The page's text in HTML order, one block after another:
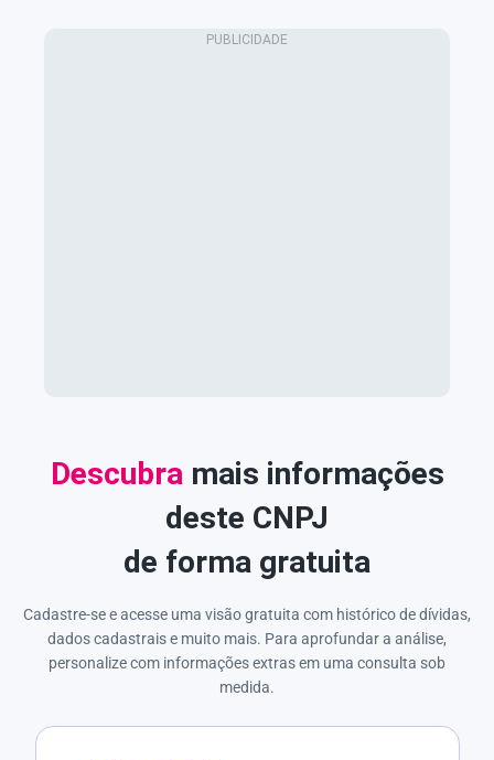
Descubramais informações
deste CNPJ
de forma gratuita
Cadastre-se e acesse uma visão gratuita com histórico de dívidas,
dados cadastrais e muito mais. Para aprofundar a análise,
personalize com informações extras em uma consulta sob
medida.